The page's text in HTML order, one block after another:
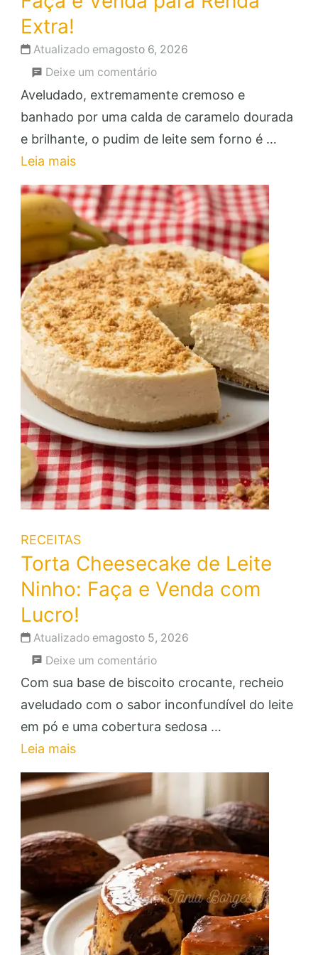
Extra!
Atualizado emagosto 6, 2026
Deixe um comentárioem
Pudim
de
Leite
Forno:
Faça
e
Venda
para
Renda
Extra!
Aveludado, extremamente cremoso e
banhado por uma calda de caramelo dourada
e brilhante, o pudim de leite sem forno é …
Leia mais
RECEITAS
Torta Cheesecake de Leite
Ninho: Faça e Venda com
Lucro!
Atualizado emagosto 5, 2026
Deixe um comentárioem
Torta
Cheesecake
de
Ninho:
Faça
e
Venda
com
Lucro!
Com sua base de biscoito crocante, recheio
aveludado com o sabor inconfundível do leite
em pó e uma cobertura sedosa …
Leia mais